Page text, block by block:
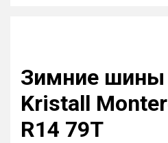
Зимние шины
Kristall
R14 79T